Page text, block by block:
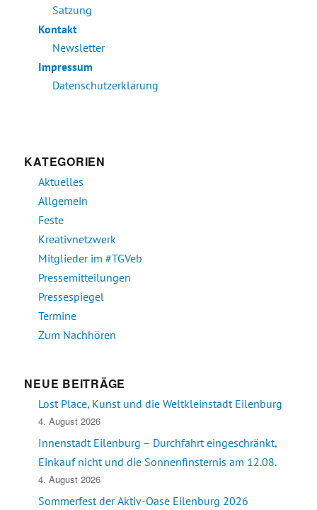
Satzung
Kontakt
Newsletter
Impressum
Datenschutzerklärung
KATEGORIEN
Aktuelles
Allgemein
Feste
Kreativnetzwerk
Mitglieder im #TGVeb
Pressemitteilungen
Pressespiegel
Termine
Zum Nachhören
NEUE BEITRÄGE
Lost Place, Kunst und die Weltkleinstadt Eilenburg
4. August 2026
Innenstadt Eilenburg – Durchfahrt eingeschränkt,
Einkauf nicht und die Sonnenfinsternis am 12.08.
4. August 2026
Sommerfest der Aktiv-Oase Eilenburg 2026